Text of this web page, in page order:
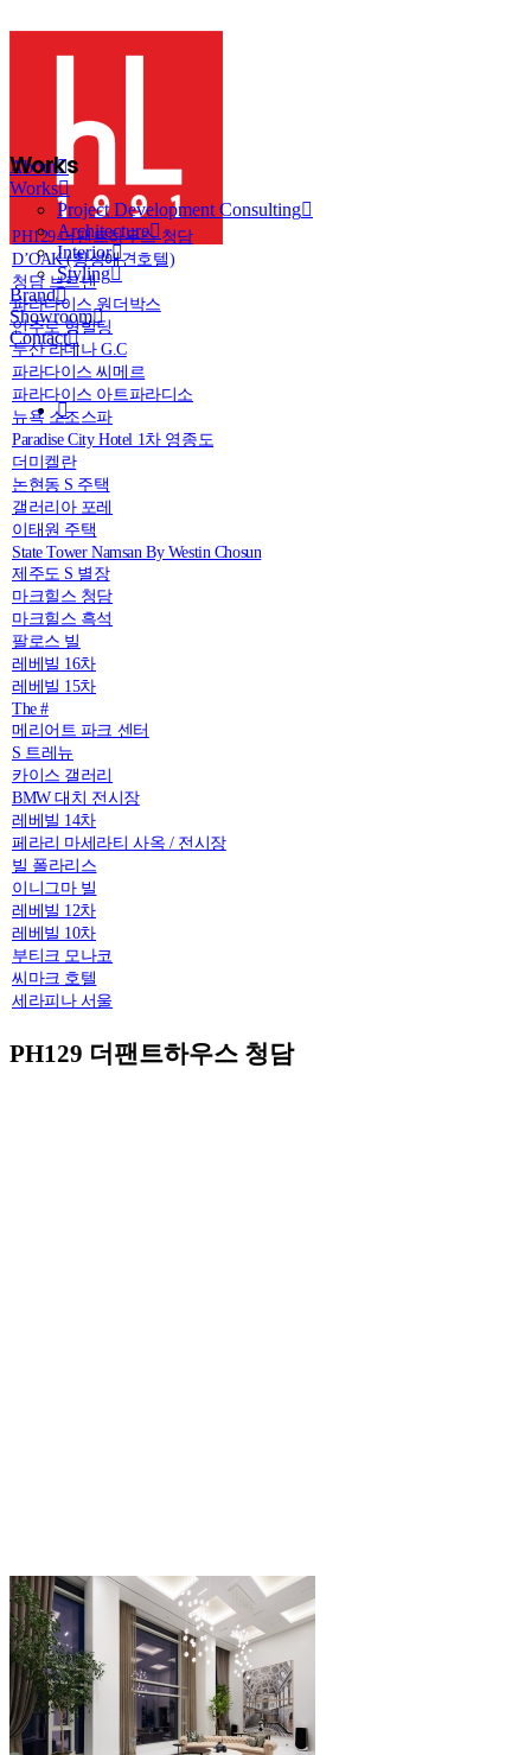
About
Works
Project Development Consulting
Architecture
Interior
Styling
Brand
Showroom
Contact
Works
PH129 더팬트하우스 청담
D’OAK (횡성애견호텔)
청담 브르넨
파라다이스 원더박스
언주로 형빌딩
두산 라데나 G.C
파라다이스 씨메르
파라다이스 아트파라디소
뉴욕 소조스파
Paradise City Hotel 1차 영종도
더미켈란
논현동 S 주택
갤러리아 포레
이태원 주택
State Tower Namsan By Westin Chosun
제주도 S 별장
마크힐스 청담
마크힐스 흑석
팔로스 빌
레베빌 16차
레베빌 15차
The #
메리어트 파크 센터
S 트레뉴
카이스 갤러리
BMW 대치 전시장
레베빌 14차
페라리 마세라티 사옥 / 전시장
빌 폴라리스
이니그마 빌
레베빌 12차
레베빌 10차
부티크 모나코
씨마크 호텔
세라피나 서울
PH129 더팬트하우스 청담